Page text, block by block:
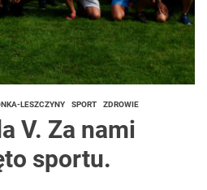
LESZCZYNY SPORT ZDROWIE
V. Za nami
sportu.